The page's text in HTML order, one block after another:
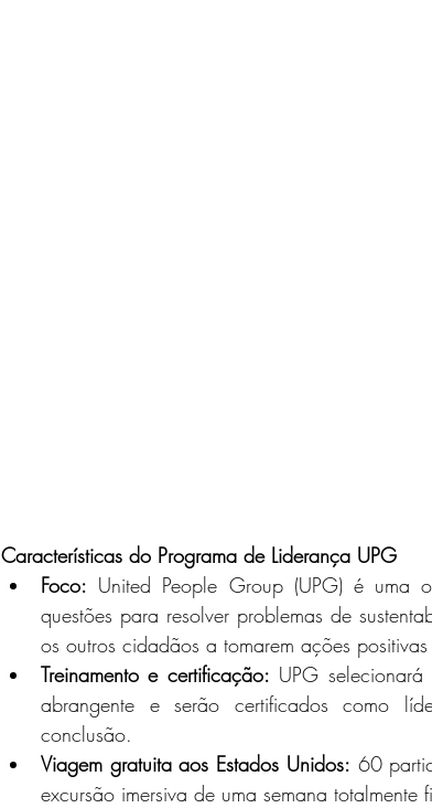
Características do Programa de Liderança UPG
Foco: United People Group (UPG) é uma
questões para resolver problemas de
os outros cidadãos a tomarem ações
Treinamento e certificação: UPG
abrangente e serão certificados como
conclusão.
Viagem gratuita aos Estados Unidos: 60
excursão imersiva de uma semana totalmente